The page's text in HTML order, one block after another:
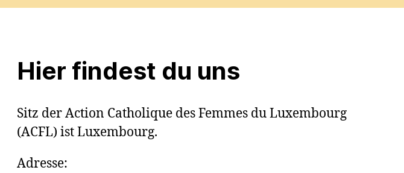
Hier findest du uns
Sitz der Action Catholique des Femmes du Luxembourg
(ACFL) ist Luxembourg.
Adresse: